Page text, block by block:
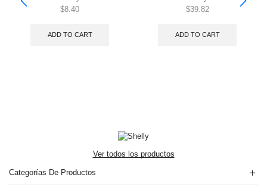
$8.40
ADD TO CART
$39.82
ADD TO CART
Ver todos los productos
Categorías De Productos